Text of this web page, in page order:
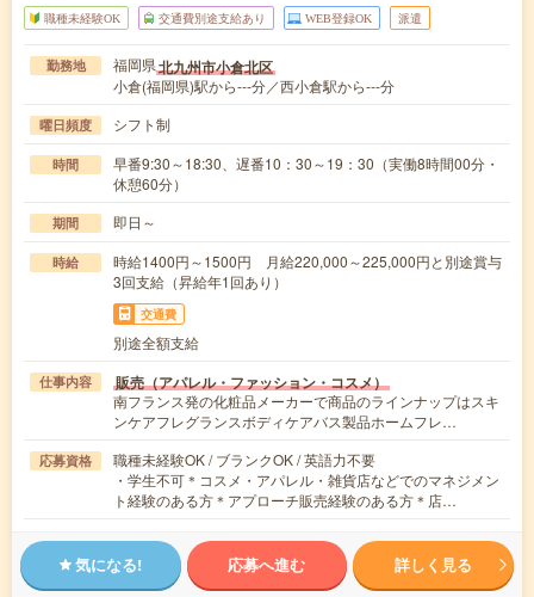
職種未経験OK 交通費別途支給あり WEB登録OK 派遣
勤務地 福岡県北九州市小倉北区
小倉(福岡県)駅から---分／西小倉駅から---分
曜日頻度 シフト制
時間
早番9:30～18:30、遅番10：30～19：30（実働8時間00分・
休憩60分）
期間 即日～
時給
時給1400円～1500円 月給220,000～225,000円と別途賞与
3回支給（昇給年1回あり）
交通費
別途全額支給
仕事内容 販売（アパレル・ファッション・コスメ）
南フランス発の化粧品メーカーで商品のラインナップはスキ
ンケアフレグランスボディケアバス製品ホームフレ…
応募資格
職種未経験OK / ブランクOK / 英語力不要
・学生不可＊コスメ・アパレル・雑貨店などでのマネジメン
ト経験のある方＊アプローチ販売経験のある方＊店…
気になる! 応募へ進む 詳しく見る